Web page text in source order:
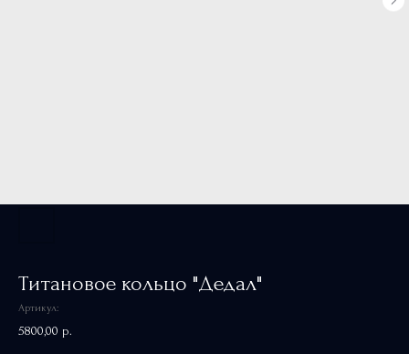
Титановое кольцо "Дедал"
Артикул:
5800,00 р.